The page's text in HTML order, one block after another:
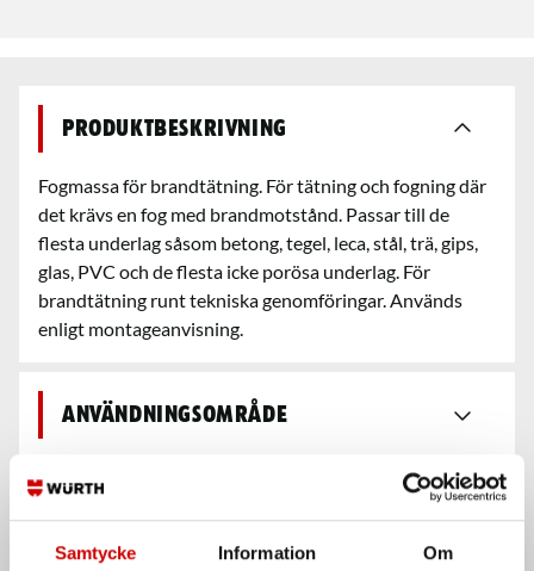
Samtycke Information Om
Produktbeskrivning
Fogmassa för brandtätning. För tätning och fogning där
det krävs en fog med brandmotstånd. Passar till de
flesta underlag såsom betong, tegel, leca, stål, trä, gips,
glas, PVC och de flesta icke porösa underlag. För
brandtätning runt tekniska genomföringar. Används
enligt montageanvisning.
Användningsområde